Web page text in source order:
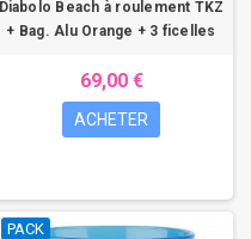
Diabolo Beach à roulement TKZ
+ Bag. Alu Orange + 3 ficelles
69,00 €
ACHETER
PACK